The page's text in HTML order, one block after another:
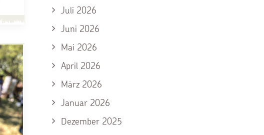
Juli 2026
Juni 2026
Mai 2026
April 2026
März 2026
Januar 2026
Dezember 2025